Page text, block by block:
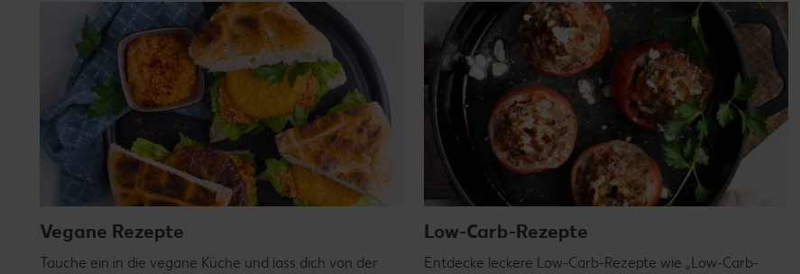
Vegane Rezepte
Tauche ein in die vegane Küche und lass dich von der
Low-Carb-Rezepte
Entdecke leckere Low-Carb-Rezepte wie „Low-Carb-